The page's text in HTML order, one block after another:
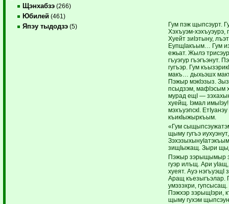
Щэнхабзэ (266)
Юбилей (461)
Япэу тыдодзэ (5)
Гум пэж щыпсэурт.
Хэхъуэм-
Хуейт зиIэтыну,
ЕупщIакъым… Гум
ежьат. Жылэ
гъуэгур гъэгъэнут.
гугъэр. Гум
макъ… дыхьэшх
Пэжыр мэкIэзыз.
псыдзэм, мафIэсым
мурад ещI —
хуейщ. Iэмал
мэхъуэпскI.
къикIыжыркъым.
«Гум
щыму гугъэ
зищIыжащ. Зыри
Пэжыр зэрыщымыр
гуэр илъщ. Ари
хуеят. Ауэ
Аращ къезыгъэлар.
умэзэхри,
Пэжхэр зэрыщIэри,
щыму гухэм